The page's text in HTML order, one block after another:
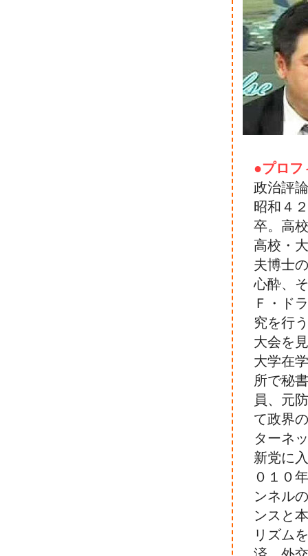
●プロフ
政治評
昭和４
卒。高
高校・
夫博士
心酔、
Ｆ・ド
究を行
大会を
大学在
所で秘
員、元
て政界
ターネ
新党に
０１０
ンネル
ンスと
リズム